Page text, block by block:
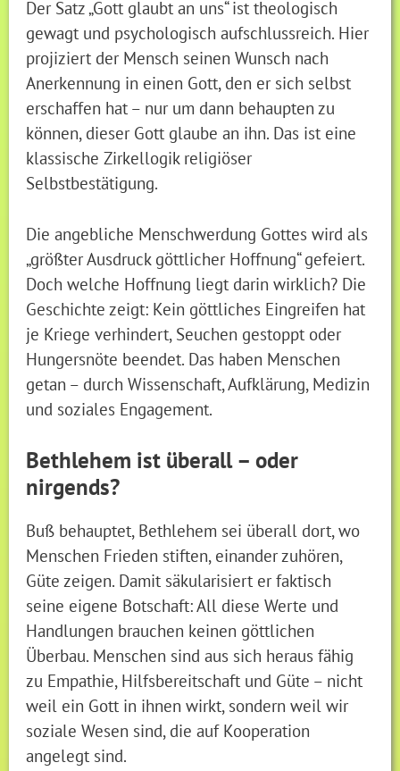
Der Satz „Gott glaubt an uns“ ist theologisch
gewagt und psychologisch aufschlussreich. Hier
projiziert der Mensch seinen Wunsch nach
Anerkennung in einen Gott, den er sich selbst
erschaffen hat – nur um dann behaupten zu
können, dieser Gott glaube an ihn. Das ist eine
klassische Zirkellogik religiöser
Selbstbestätigung.
Die angebliche Menschwerdung Gottes wird als
„größter Ausdruck göttlicher Hoffnung“ gefeiert.
Doch welche Hoffnung liegt darin wirklich? Die
Geschichte zeigt: Kein göttliches Eingreifen hat
je Kriege verhindert, Seuchen gestoppt oder
Hungersnöte beendet. Das haben Menschen
getan – durch Wissenschaft, Aufklärung, Medizin
und soziales Engagement.
Bethlehem ist überall – oder
nirgends?
Buß behauptet, Bethlehem sei überall dort, wo
Menschen Frieden stiften, einander zuhören,
Güte zeigen. Damit säkularisiert er faktisch
seine eigene Botschaft: All diese Werte und
Handlungen brauchen keinen göttlichen
Überbau. Menschen sind aus sich heraus fähig
zu Empathie, Hilfsbereitschaft und Güte – nicht
weil ein Gott in ihnen wirkt, sondern weil wir
soziale Wesen sind, die auf Kooperation
angelegt sind.